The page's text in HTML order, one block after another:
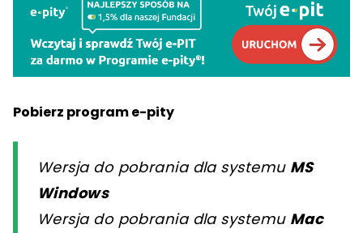
Pobierz program e-pity
Wersja do pobrania dla systemu MS
Windows
Wersja do pobrania dla systemu Mac